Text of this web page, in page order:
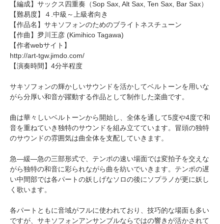
【編成】 サックス四重奏 （Sop Sax, Alt Sax, Ten Sax, Bar Sax）
【難易度】４.中級～上級者向き
【作品名】サキソフォンのためのブライトネスチューン
【作曲】 夛川王彦 (Kimihico Tagawa)
【作者webサイト】
http://art-tgw.jimdo.com/
【演奏時間】4分半程度
サキソフォンの輝かしいサウンドを活かしてベルトーンを用いな
がら分厚い和音が躍動する作品として制作した楽曲です。
曲は華々しいベルトーンから開始し、全体を通して5度や4度で和
音を重ねていき独特のサウンドを組み立てています。冒頭の独特
のサウンドの雰囲気は曲全体を支配していきます。
急―緩―急の三部形式で、テンポの速い場面では変拍子を交えな
がら独特の和音に彩られながら曲を紡いでいきます。テンポの遅
い中間部では各パートの妖しげなソロの後にソプラノが更に妖し
く歌います。
各パートともに音域がフルに使われており、技巧的な場面も多い
ですが、サキソフォンアンサンブルならではの響きが活かされて